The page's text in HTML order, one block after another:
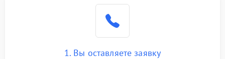
1. Вы оставляете заявку